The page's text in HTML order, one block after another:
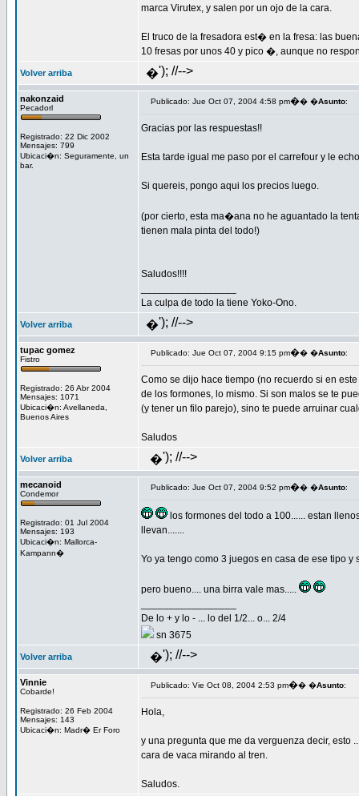
marca Virutex, y salen por un ojo de la cara.
El truco de la fresadora est� en la fresa: las
10 fresas por unos 40 y pico �, aunque no
Volver arriba �'); //-->
nakonzaid
Pecadorl
Registrado: 22 Dic 2002
Mensajes: 799
Ubicaci�n: Seguramente, un
bar.
Publicado: Jue Oct 07, 2004 4:58 pm�� �Asunto:
Gracias por las respuestas!!
Esta tarde igual me paso por el carrefour y le
Si quereis, pongo aqui los precios luego.
(por cierto, esta ma�ana no he aguantado la
tienen mala pinta del todo!)
Saludos!!!!
La culpa de todo la tiene Yoko-Ono.
Volver arriba �'); //-->
tupac gomez
Fistro
Registrado: 26 Abr 2004
Mensajes: 1071
Ubicaci�n: Avellaneda,
Buenos Aires
Publicado: Jue Oct 07, 2004 9:15 pm�� �Asunto:
Como se dijo hace tiempo (no recuerdo si en
de los formones, lo mismo. Si son malos se te
(y tener un filo parejo), sino te puede arruinar
Saludos
Volver arriba �'); //-->
mecanoid
Condemor
Registrado: 01 Jul 2004
Mensajes: 193
Ubicaci�n: Mallorca-
Kampann�
Publicado: Jue Oct 07, 2004 9:52 pm�� �Asunto:
los formones del todo a 100...... estan
llevan.......
Yo ya tengo como 3 juegos en casa de ese tipo y
pero bueno.... una birra vale mas.....
De lo + y lo - ... lo del 1/2... o... 2/4
sn 3675
Volver arriba �'); //-->
Vinnie
Cobarde!
Registrado: 26 Feb 2004
Mensajes: 143
Ubicaci�n: Madr� Er Foro
Publicado: Vie Oct 08, 2004 2:53 pm�� �Asunto:
Hola,
y una pregunta que me da verguenza decir, esto
cara de vaca mirando al tren.
Saludos.